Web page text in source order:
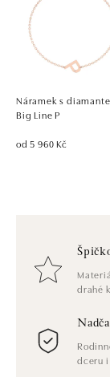
Náramek s
Big Line P
od 5 960 Kč
drahé
dceru i